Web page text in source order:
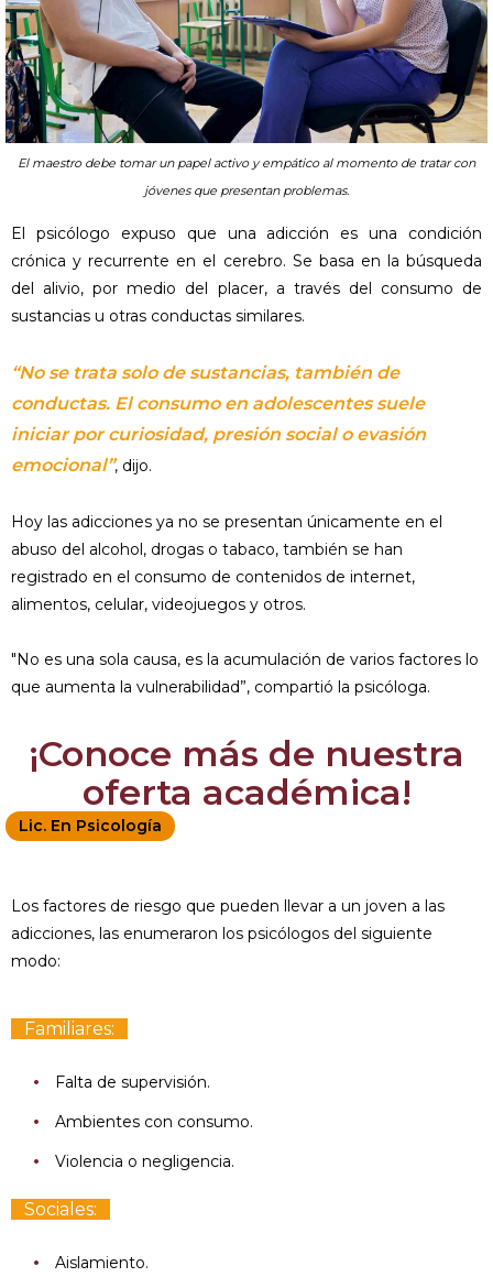
El maestro debe tomar un papel activo y empático al momento de tratar con
jóvenes que presentan problemas.
El psicólogo expuso que una adicción es una condición
crónica y recurrente en el cerebro. Se basa en la búsqueda
del alivio, por medio del placer, a través del consumo de
sustancias u otras conductas similares.
“No se trata solo de sustancias, también de
conductas. El consumo en adolescentes suele
iniciar por curiosidad, presión social o evasión
emocional”, dijo.
Hoy las adicciones ya no se presentan únicamente en el
abuso del alcohol, drogas o tabaco, también se han
registrado en el consumo de contenidos de internet,
alimentos, celular, videojuegos y otros.
"No es una sola causa, es la acumulación de varios factores lo
que aumenta la vulnerabilidad”, compartió la psicóloga.
¡Conoce más de nuestra
oferta académica!
Lic. En Psicología
Los factores de riesgo que pueden llevar a un joven a las
adicciones, las enumeraron los psicólogos del siguiente
modo:
Familiares:
Falta de supervisión.
Ambientes con consumo.
Violencia o negligencia.
Sociales:
Aislamiento.